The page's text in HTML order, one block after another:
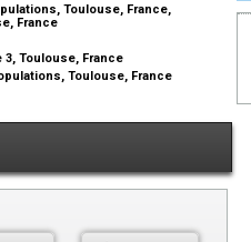
Toulouse, France,
France
Toulouse, France
Toulouse, France